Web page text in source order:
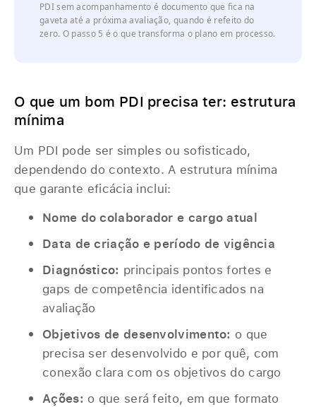
PDI sem acompanhamento é documento que fica na
gaveta até a próxima avaliação, quando é refeito do
zero. O passo 5 é o que transforma o plano em processo.
O que um bom PDI precisa ter: estrutura
mínima
Um PDI pode ser simples ou sofisticado,
dependendo do contexto. A estrutura mínima
que garante eficácia inclui:
Nome do colaborador e cargo atual
Data de criação e período de vigência
Diagnóstico: principais pontos fortes e
gaps de competência identificados na
avaliação
Objetivos de desenvolvimento: o que
precisa ser desenvolvido e por quê, com
conexão clara com os objetivos do cargo
Ações: o que será feito, em que formato